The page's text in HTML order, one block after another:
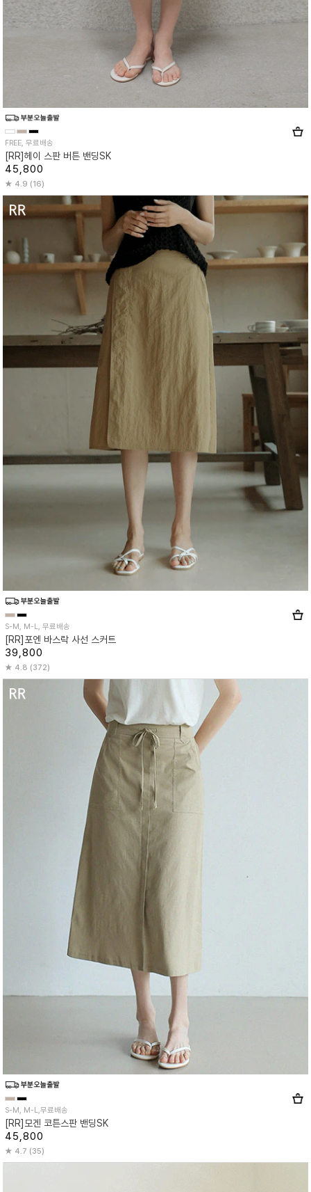
FREE, 무료배송
[RR]헤이 스판 버튼 밴딩SK
45,800
4.9 (16)
S-M, M-L, 무료배송
[RR]포엔 바스락 사선 스커트
39,800
4.8 (372)
S-M, M-L,무료배송
[RR]모겐 코튼스판 밴딩SK
45,800
4.7 (35)